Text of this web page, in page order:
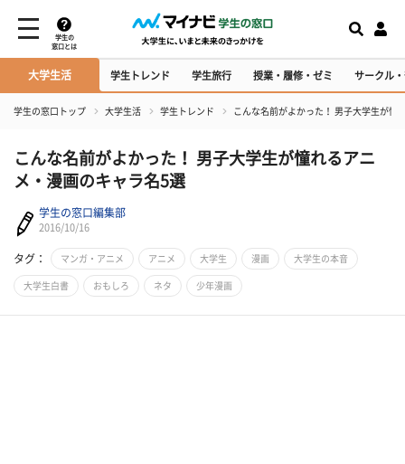
学生の
窓口とは
大学生活 学生トレンド 学生旅行 授業・履修・ゼミ サークル
学生の窓口トップ 大学生活 学生トレンド こんな名前がよかった！ 男子大学生が憧
こんな名前がよかった！ 男子大学生が憧れるアニ
メ・漫画のキャラ名5選
学生の窓口編集部
2016/10/16
タグ： マンガ・アニメ アニメ 大学生 漫画 大学生の本音
大学生白書 おもしろ ネタ 少年漫画